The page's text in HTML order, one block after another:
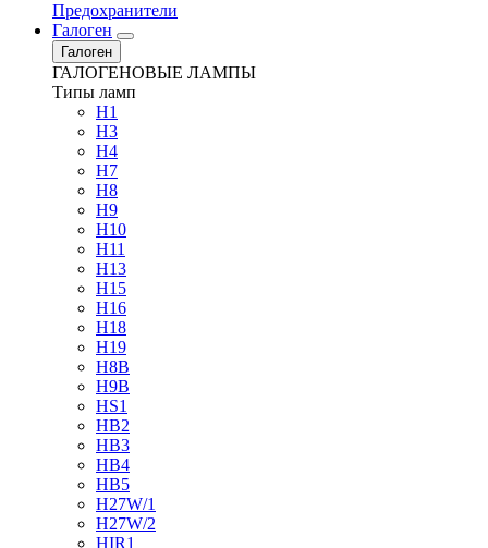
Предохранители
Галоген
Галоген
ГАЛОГЕНОВЫЕ ЛАМПЫ
Типы ламп
H1
H3
H4
H7
H8
H9
H10
H11
H13
H15
H16
H18
H19
H8B
H9B
HS1
HB2
HB3
HB4
HB5
H27W/1
H27W/2
HIR1